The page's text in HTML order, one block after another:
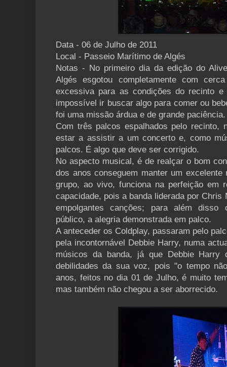
Data - 06 de Julho de 2011
Local - Passeio Marítimo de Algés
Notas - No primeiro dia da edição do
Algés esgotou completamente com
excessiva para as condições do recinto
impossível ir buscar algo para comer ou
foi uma missão árdua e de grande paciência.
Com três palcos espalhados pelo recinto,
estar a assistir a um concerto e, como
palcos. É algo que deve ser corrigido.
No aspecto musical, é de realçar o bom
dos anos conseguem manter um
grupo, ao vivo, funciona na perfeição em
capacidade, pois a banda liderada por Chris
empolgantes canções; para além disso
público, a alegria demonstrada em palco.
A anteceder os Coldplay, passaram pelo
pela incontornável Debbie Harry, numa
músicos da banda, já que Debbie Harry
debilidades da sua voz, pois "o tempo
anos, feitos no dia 01 de Julho, é muito
mas também não chegou a ser aborrecido.